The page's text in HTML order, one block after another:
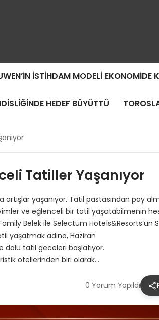
İSTIHDAM MODELI EKONOMIDE
HEDEF BÜYÜTTÜ
Tatiller Yaşanıyor
yaşanıyor. Tatil pastasından pay
ve eğlenceli bir tatil yaşatabilmenin
Belek ile Selectum Hotels&Resorts’un
yaşatmak adına, Haziran
dolu tatil geceleri başlatıyor.
otellerinden biri olarak…
0 Yorum Yapıldı